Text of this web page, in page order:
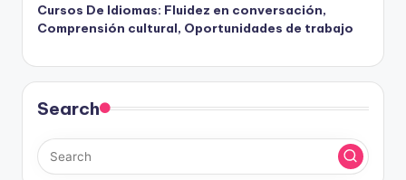
Cursos De Idiomas: Fluidez en conversación,
Comprensión cultural, Oportunidades de trabajo
Search